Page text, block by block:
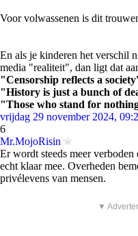
Voor volwassenen is dit
En als je kinderen het verschil
media "realiteit", dan ligt dat
"Censorship reflects a
"History is just a bunch of
"Those who stand for
vrijdag 29 november 2024,
6
Mr.MojoRisin
Er wordt steeds meer
echt klaar mee. Overheden
privélevens van mensen.
▼